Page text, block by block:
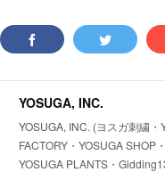
YOSUGA, INC.
YOSUGA, INC. (ヨスガ刺繍・
FACTORY・YOSUGA SHOP
YOSUGA PLANTS・